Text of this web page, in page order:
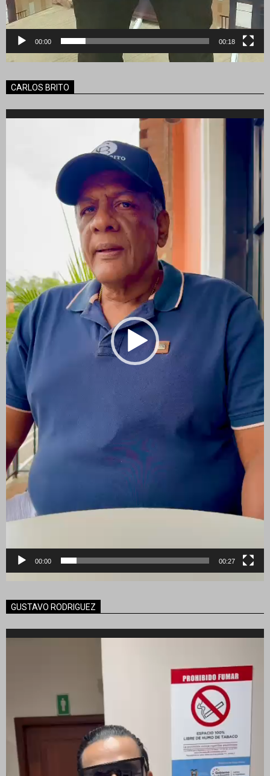
00:00 00:18
CARLOS BRITO
Reproductor
00:00 00:27
GUSTAVO RODRIGUEZ